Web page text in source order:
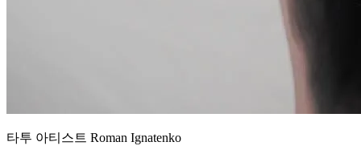
타투 아티스트 Roman Ignatenko